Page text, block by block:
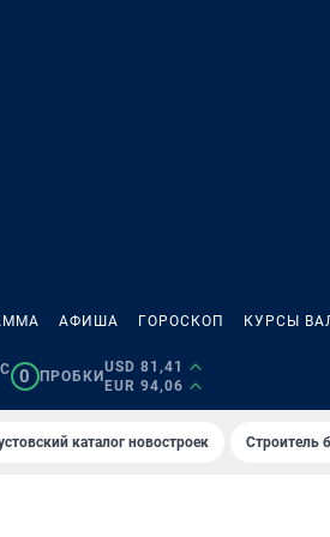
АФИША ГОРОСКОП КУРСЫ
0 ПРОБКИ
USD 81,41
EUR 94,06
каталог новостроек Строитель